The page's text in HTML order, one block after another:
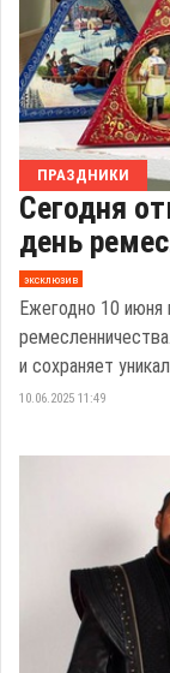
ПРАЗДНИКИ
Сегодня
день
эксклюзив
Ежегодно 10
и сохраняет
10.06.2025 11:49